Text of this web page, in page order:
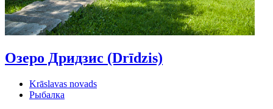
Озеро Дридзис (Drīdzis)
Krāslavas novads
Рыбалка